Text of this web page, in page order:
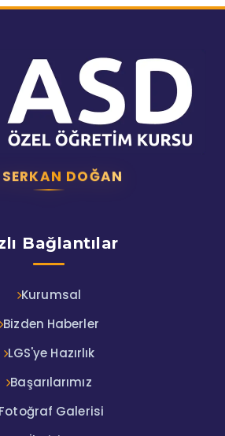
DOĞAN
Bağlantılar
Kurumsal
Bizden Haberler
LGS'ye Hazırlık
Başarılarımız
Galerisi